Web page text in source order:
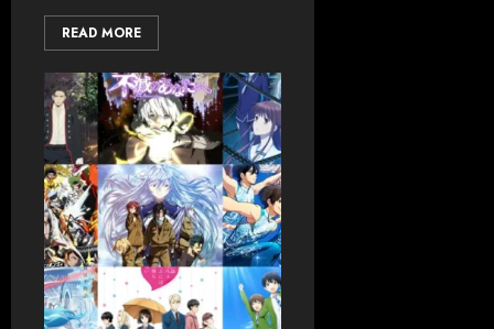
READ MORE